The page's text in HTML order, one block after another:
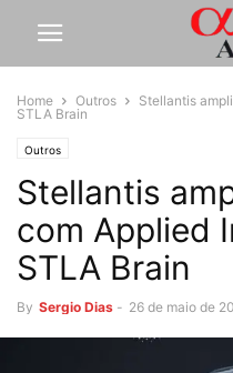
Home Outros
Stellantis
STLA Brain
Outros
Stellantis
com Applied
STLA Brain
By Sergio Dias - 26 de maio de